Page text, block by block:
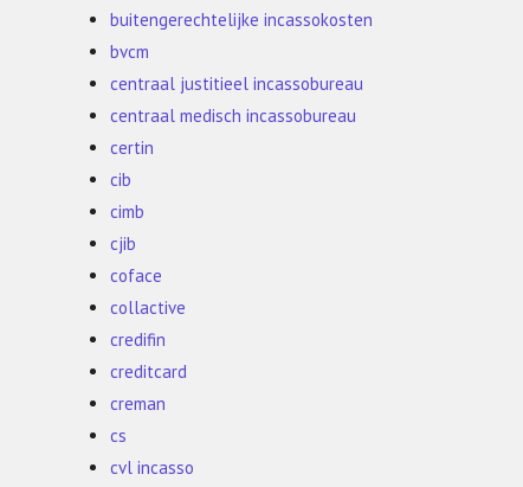
buitengerechtelijke incassokosten
bvcm
centraal justitieel incassobureau
centraal medisch incassobureau
certin
cib
cimb
cjib
coface
collactive
credifin
creditcard
creman
cs
cvl incasso